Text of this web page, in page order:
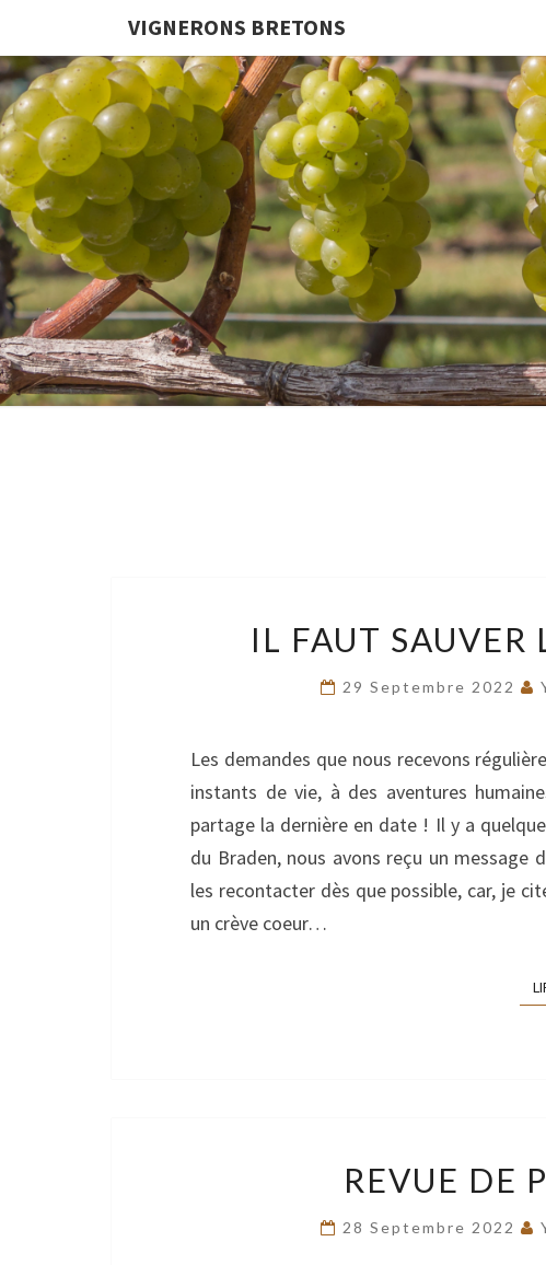
VIGNERONS BRETONS
IL FAUT SAUVER
29 Septembre 2022
Les demandes que nous recevons
instants de vie, à des aventures
partage la dernière en date ! Il y a
du Braden, nous avons reçu un message
les recontacter dès que possible, car, je
un crève coeur…
REVUE DE
28 Septembre 2022